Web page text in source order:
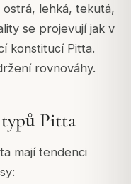
ostrá, lehká, tekutá,
se projevují jak v
konstitucí Pitta.
rovnováhy.
Pitta
mají tendenci